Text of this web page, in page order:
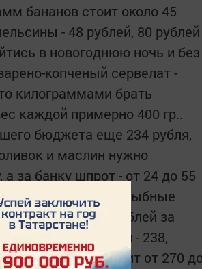
бананов стоит около 45
- 48 рублей, 80 рублей
в новогоднюю ночь и без
копченый сервелат -
килограммами брать
каждой примерно 400 гр..
бюджета еще 234 рубля,
и маслин нужно
за банку шпрот - от 24 до 55
мясные и рыбные
- от 84 до 104 рублей за
шея с косточкой - 238,
от части туши стоит от 270